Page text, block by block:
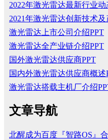
2022年激光雷达最新行业
2021年激光雷达创新技术
激光雷达上市公司介绍PPT
激光雷达全产业链介绍PPT
国外激光雷达供应商PPT
国内外激光雷达供应商概述
激光雷达搭载主机厂介绍
文章导航
北醒成为百度『智路OS』